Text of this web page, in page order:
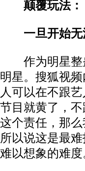
颠覆玩法：
一旦开始无
作为明星整
明星。搜狐视
人可以在不跟
节目就黄了，
这个责任，那
所以说这是最
难以想象的难